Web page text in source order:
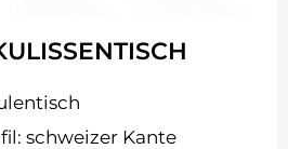
schweizer Kante